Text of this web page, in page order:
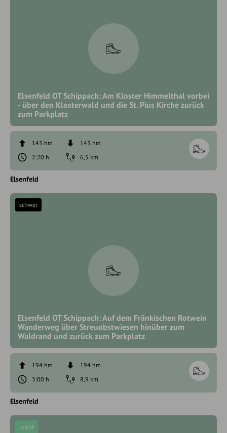
Elsenfeld OT Schippach: Am Kloster Himmelthal vorbei
- über den Klosterwald und die St. Pius Kirche zurück
zum Parkplatz
143 hm
143 hm
2:20 h
6,5 km
Elsenfeld
Elsenfeld OT Schippach: Auf dem Fränkischen Rotwein
Wanderweg über Streuobstwiesen hinüber zum
Waldrand und zurück zum Parkplatz
schwer
194 hm
194 hm
3:00 h
8,9 km
Elsenfeld
leicht